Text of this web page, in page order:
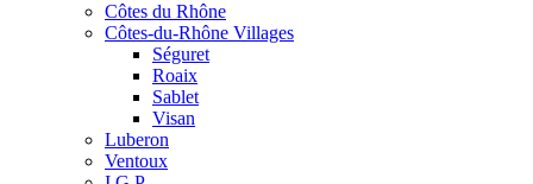
Côtes du Rhône
Côtes-du-Rhône Villages
Séguret
Roaix
Sablet
Visan
Luberon
Ventoux